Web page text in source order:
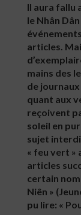
Il aura fallu
le Nhân
articles.
mains des
de
quant aux
reçoivent
soleil en
sujet
« feu vert »
articles
certain
Niên »
pu lire: «